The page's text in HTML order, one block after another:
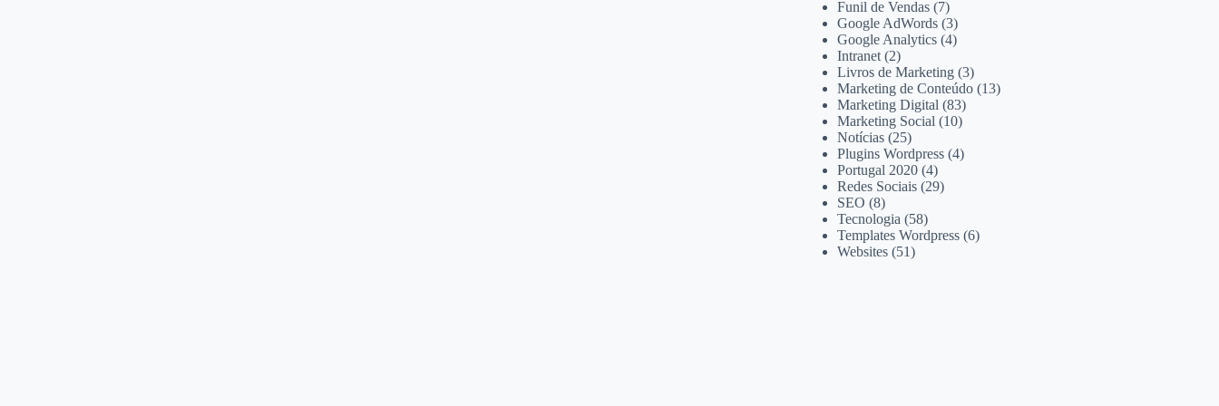
Funil de Vendas (7)
Google AdWords (3)
Google Analytics (4)
Intranet (2)
Livros de Marketing (3)
Marketing de Conteúdo (13)
Marketing Digital (83)
Marketing Social (10)
Notícias (25)
Plugins Wordpress (4)
Portugal 2020 (4)
Redes Sociais (29)
SEO (8)
Tecnologia (58)
Templates Wordpress (6)
Websites (51)